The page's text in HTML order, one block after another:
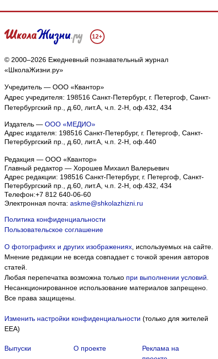
12+
© 2000–2026 Ежедневный познавательный журнал
«ШколаЖизни.ру»
Учредитель — ООО «Квантор»
Адрес учредителя: 198516 Санкт-Петербург, г. Петергоф, Санкт-
Петербургский пр., д.60, лит.А, ч.п. 2-Н, оф.432, 434
Издатель — ООО «МЕДИО»
Адрес издателя: 198516 Санкт-Петербург, г. Петергоф, Санкт-
Петербургский пр., д.60, лит.А, ч.п. 2-Н, оф.440
Редакция — ООО «Квантор»
Главный редактор — Хорошев Михаил Валерьевич
Адрес редакции: 198516 Санкт-Петербург, г. Петергоф Санкт-
Петербургский пр., д.60, лит.А, ч.п. 2-Н, оф.432, 434
Телефон:+7 812 640-06-60
Электронная почта: askme@shkolazhizni.ru
Политика конфиденциальности
Пользовательское соглашение
О фотографиях и других изображениях, используемых на сайте.
Мнение редакции не всегда совпадает с точкой зрения авторов
статей.
Любая перепечатка возможна только при выполнении условий
Несанкционированное использование материалов запрещено.
Все права защищены.
Изменить настройки конфиденциальности (только для жителей
EEA)
Выпуски О проекте
Реклама на